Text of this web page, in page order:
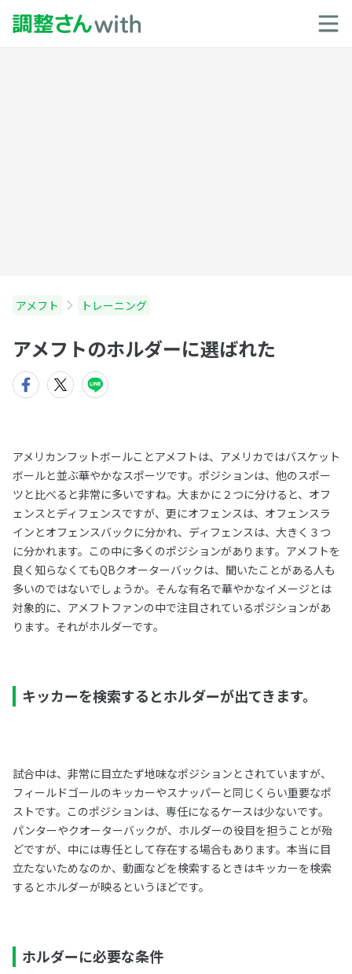
アメフト トレーニング
アメフトのホルダーに選ばれた
アメリカンフットボールことアメフトは、アメリカではバスケット
ボールと並ぶ華やかなスポーツです。ポジションは、他のスポー
ツと比べると非常に多いですね。大まかに２つに分けると、オフ
ェンスとディフェンスですが、更にオフェンスは、オフェンスラ
インとオフェンスバックに分かれ、ディフェンスは、大きく３つ
に分かれます。この中に多くのポジションがあります。アメフトを
良く知らなくてもQBクオーターバックは、聞いたことがある人も
多いのではないでしょうか。そんな有名で華やかなイメージとは
対象的に、アメフトファンの中で注目されているポジションがあ
ります。それがホルダーです。
キッカーを検索するとホルダーが出てきます。
試合中は、非常に目立たず地味なポジションとされていますが、
フィールドゴールのキッカーやスナッパーと同じくらい重要なポ
ストです。このポジションは、専任になるケースは少ないです。
パンターやクオーターバックが、ホルダーの役目を担うことが殆
どですが、中には専任として存在する場合もあります。本当に目
立たないためなのか、動画などを検索するときはキッカーを検索
するとホルダーが映るというほどです。
ホルダーに必要な条件